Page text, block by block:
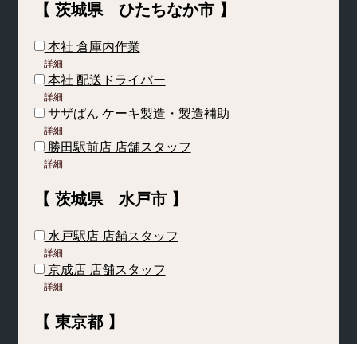
【 茨城県 ひたちなか市 】
本社 倉庫内作業
詳細
本社 配送ドライバー
詳細
サザぱん ケーキ製造・製造補助
詳細
勝田駅前店 店舗スタッフ
詳細
【 茨城県 水戸市 】
水戸駅店 店舗スタッフ
詳細
京成店 店舗スタッフ
詳細
【 東京都 】